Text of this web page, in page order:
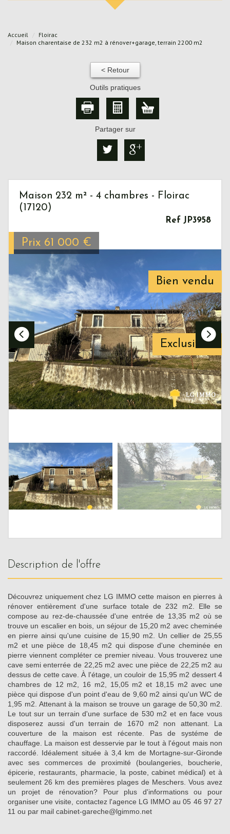
Accueil
Floirac
Maison charentaise de 232 m2 à rénover+garage, terrain 2200 m2
< Retour
Outils pratiques
Partager sur
Bien vendu
Exclusivité
Maison 232 m² - 4 chambres - Floirac
(17120)
Ref JP3958
Prix 61 000 €
description de l'offre
Découvrez uniquement chez LG IMMO cette maison en pierres à
rénover entièrement d'une surface totale de 232 m2. Elle se
compose au rez-de-chaussée d'une entrée de 13,35 m2 où se
trouve un escalier en bois, un séjour de 15,20 m2 avec cheminée
en pierre ainsi qu'une cuisine de 15,90 m2. Un cellier de 25,55
m2 et une pièce de 18,45 m2 qui dispose d'une cheminée en
pierre viennent compléter ce premier niveau. Vous trouverez une
cave semi enterrée de 22,25 m2 avec une pièce de 22,25 m2 au
dessus de cette cave. À l'étage, un couloir de 15,95 m2 dessert 4
chambres de 12 m2, 16 m2, 15,05 m2 et 18,15 m2 avec une
pièce qui dispose d'un point d'eau de 9,60 m2 ainsi qu'un WC de
1,95 m2. Attenant à la maison se trouve un garage de 50,30 m2.
Le tout sur un terrain d'une surface de 530 m2 et en face vous
disposerez aussi d'un terrain de 1670 m2 non attenant. La
couverture de la maison est récente. Pas de systéme de
chauffage. La maison est desservie par le tout à l'égout mais non
raccordé. Idéalement située à 3,4 km de Mortagne-sur-Gironde
avec ses commerces de proximité (boulangeries, boucherie,
épicerie, restaurants, pharmacie, la poste, cabinet médical) et à
seulement 26 km des premières plages de Meschers. Vous avez
un projet de rénovation? Pour plus d'informations ou pour
organiser une visite, contactez l'agence LG IMMO au 05 46 97 27
11 ou par mail cabinet-gareche@lgimmo.net